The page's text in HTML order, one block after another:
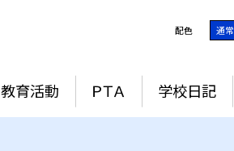
配色 通常
教育活動 ＰＴＡ 学校日記